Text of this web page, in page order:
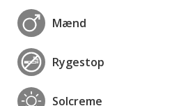
Mænd
Rygestop
Solcreme